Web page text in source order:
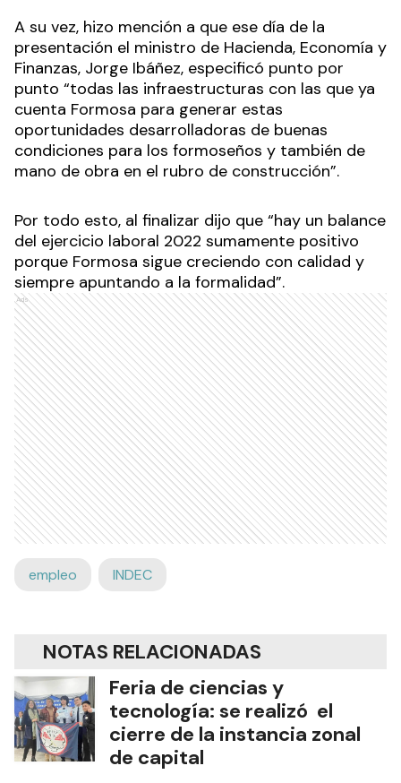
A su vez, hizo mención a que ese día de la
presentación el ministro de Hacienda, Economía y
Finanzas, Jorge Ibáñez, especificó punto por
punto “todas las infraestructuras con las que ya
cuenta Formosa para generar estas
oportunidades desarrolladoras de buenas
condiciones para los formoseños y también de
mano de obra en el rubro de construcción”.
Por todo esto, al finalizar dijo que “hay un balance
del ejercicio laboral 2022 sumamente positivo
porque Formosa sigue creciendo con calidad y
siempre apuntando a la formalidad”.
Ads
empleo INDEC
NOTAS RELACIONADAS
Feria de ciencias y
tecnología: se realizó el
cierre de la instancia zonal
de capital